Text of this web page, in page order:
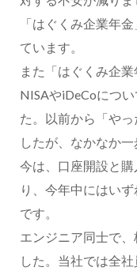
「はぐくみ企業年
ています。
また「はぐくみ企
NISAやiDeCoにつ
た。以前から「や
したが、なかなか
今は、口座開設と
り、今年中にはい
です。
エンジニア同士で
した。当社では全